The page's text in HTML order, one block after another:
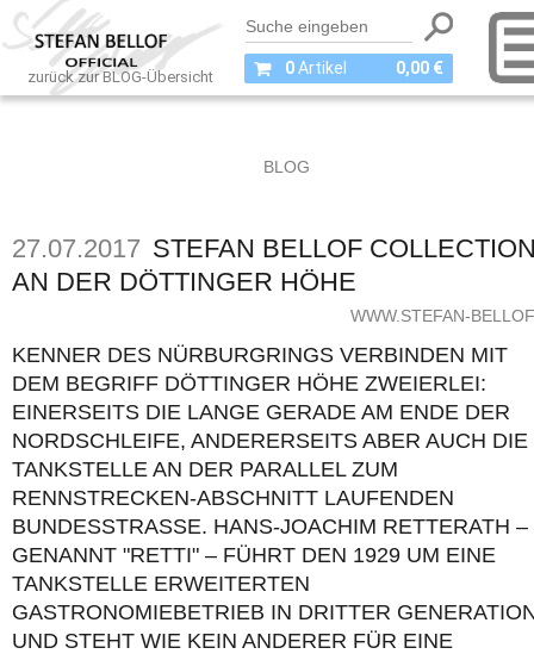
0Artikel 0,00 €
zurück zur BLOG-Übersicht
BLOG
27.07.2017 STEFAN BELLOF
AN DER DÖTTINGER HÖHE
WWW.STEFAN-
KENNER DES NÜRBURGRINGS VERBINDEN MIT
DEM BEGRIFF DÖTTINGER HÖHE ZWEIERLEI:
EINERSEITS DIE LANGE GERADE AM ENDE DER
NORDSCHLEIFE, ANDERERSEITS ABER AUCH DIE
TANKSTELLE AN DER PARALLEL ZUM
RENNSTRECKEN-ABSCHNITT LAUFENDEN
BUNDESSTRASSE. HANS-JOACHIM RETTERATH – G
ENANNT "RETTI" – FÜHRT DEN 1929 UM EINE T
ANKSTELLE ERWEITERTEN G
ASTRONOMIEBETRIEB IN DRITTER GENERATION
ND STEHT WIE KEIN ANDERER FÜR EINE G